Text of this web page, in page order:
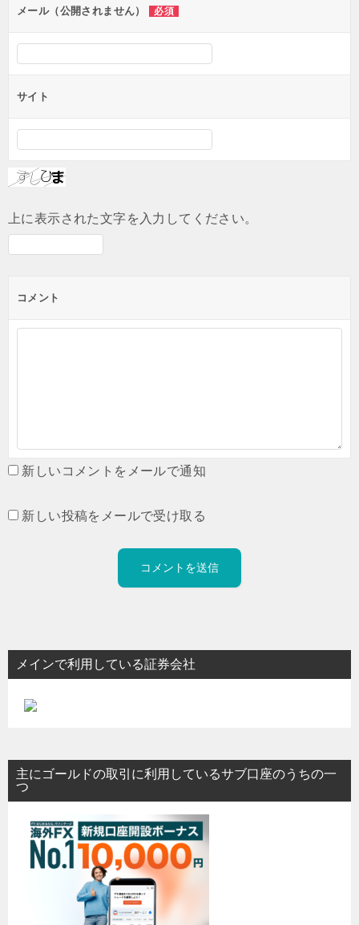
ンメール（公開されません） 必須
サイト
上に表示された文字を入力してください。
コメント
新しいコメントをメールで通知
新しい投稿をメールで受け取る
メインで利用している証券会社
主にゴールドの取引に利用しているサブ口座のうちの一
つ